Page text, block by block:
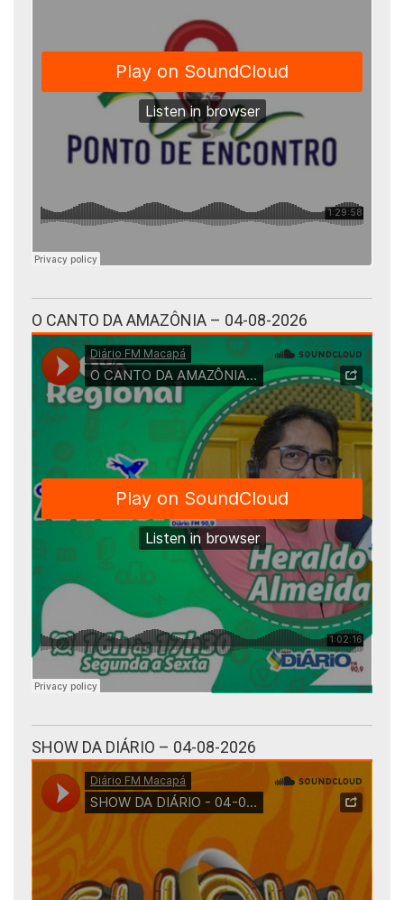
O CANTO DA AMAZÔNIA – 04-08-2026
SHOW DA DIÁRIO – 04-08-2026